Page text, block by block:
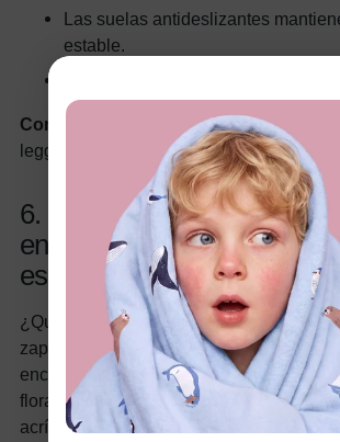
Las suelas antideslizantes
estable.
Forro polar suave para mayor
Combinación perfecta:combínalos con
leggings para un look invernal elegante.
6. Zapatos para caminar
encaje y apliques de
escoceses para bebé o
¿Quieres añadir un toque de dulzura a
zapatos de cuadros y apliques florales
encantadores como un cálido abrazo.
floral en 3D y una mezcla transpirable
acrílico, mantendrán a tu pequeño